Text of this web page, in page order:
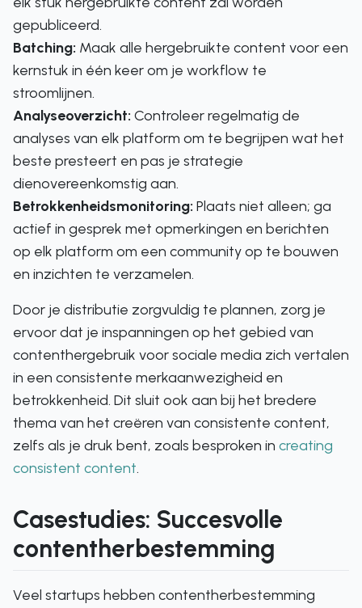
gepubliceerd.
Batching: Maak alle hergebruikte content voor een
kernstuk in één keer om je workflow te
stroomlijnen.
Analyseoverzicht: Controleer regelmatig de
analyses van elk platform om te begrijpen wat het
beste presteert en pas je strategie
dienovereenkomstig aan.
Betrokkenheidsmonitoring: Plaats niet alleen; ga
actief in gesprek met opmerkingen en berichten
op elk platform om een community op te bouwen
en inzichten te verzamelen.
Door je distributie zorgvuldig te plannen, zorg je
ervoor dat je inspanningen op het gebied van
contenthergebruik voor sociale media zich vertalen
in een consistente merkaanwezigheid en
betrokkenheid. Dit sluit ook aan bij het bredere
thema van het creëren van consistente content,
zelfs als je druk bent, zoals besproken in creating
consistent content.
Casestudies: Succesvolle
contentherbestemming
Veel startups hebben contentherbestemming